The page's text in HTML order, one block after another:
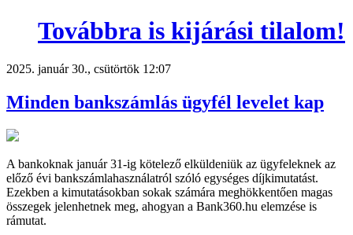
Továbbra is kijárási tilalom!
2025. január 30., csütörtök 12:07
Minden bankszámlás ügyfél levelet kap
A bankoknak január 31-ig kötelező elküldeniük az ügyfeleknek az
előző évi bankszámlahasználatról szóló egységes díjkimutatást.
Ezekben a kimutatásokban sokak számára meghökkentően magas
összegek jelenhetnek meg, ahogyan a Bank360.hu elemzése is
rámutat.